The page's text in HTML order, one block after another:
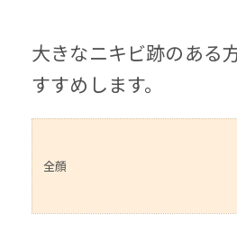
大きなニキビ跡のある
すすめします。
全顔